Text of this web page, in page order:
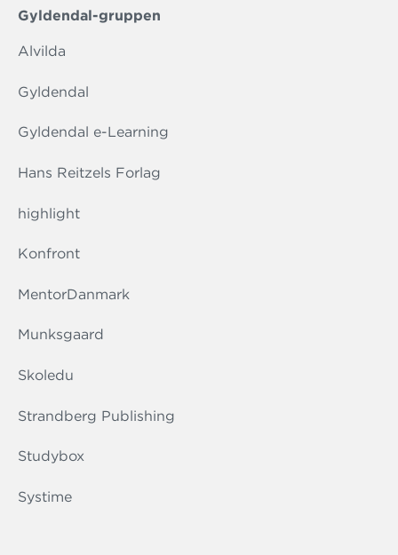
Gyldendal-gruppen
Alvilda
Gyldendal
Gyldendal e-Learning
Hans Reitzels Forlag
highlight
Konfront
MentorDanmark
Munksgaard
Skoledu
Strandberg Publishing
Studybox
Systime